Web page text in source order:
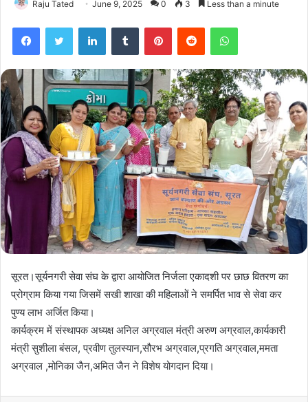
Raju Tated June 9, 2025 0 3 Less than a minute
FacebookTwitter LinkedInTumblr PinterestReddit WhatsApp
सूरत।सूर्यनगरी सेवा संघ के द्वारा आयोजित निर्जला एकादशी पर छाछ वितरण का
प्रोग्राम किया गया जिसमें सखी शाखा की महिलाओं ने समर्पित भाव से सेवा कर
पुण्य लाभ अर्जित किया।
कार्यक्रम में संस्थापक अध्यक्ष अनिल अग्रवाल मंत्री अरुण अग्रवाल,कार्यकारी
मंत्री सुशीला बंसल, प्रवीण तुलस्यान,सौरभ अग्रवाल,प्रगति अग्रवाल,ममता
अग्रवाल ,मोनिका जैन,अमित जैन ने विशेष योगदान दिया।